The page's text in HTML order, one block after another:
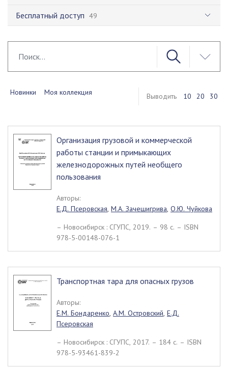
Бесплатный доступ 49
Новинки Моя коллекция Выводить 10 20 30
Организация грузовой и коммерческой
работы станции и примыкающих
железнодорожных путей необщего
пользования
Авторы:
Е.Д. Псеровская, М.А. Зачешигрива, О.Ю. Чуйкова
– Новосибирск : СГУПС, 2019. – 98 c. – ISBN
978-5-00148-076-1
Транспортная тара для опасных грузов
Авторы:
Е.М. Бондаренко, А.М. Островский, Е.Д.
Псеровская
– Новосибирск : СГУПС, 2017. – 184 c. – ISBN
978-5-93461-839-2